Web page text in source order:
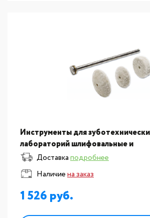
Инструменты для
лабораторий шлифовальные и
полировальные:Диски
Finish, форма линза, диаметр 12мм,
Доставкаподробнее
Наличиена заказ
1 526